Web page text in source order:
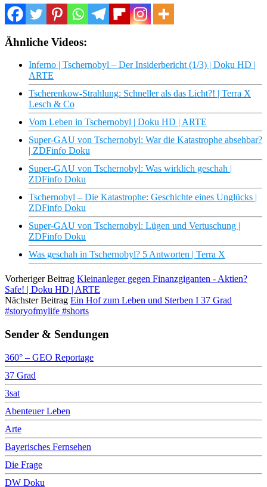
Ähnliche Videos:
Inferno | Tschernobyl – Der Insiderbericht (1/3) | Doku HD |
ARTE
Tscherenkow-Strahlung: Schneller als das Licht?! | Terra X
Lesch & Co
Vom Leben in Tschernobyl | Doku HD | ARTE
Super-GAU von Tschernobyl: War die Katastrophe absehbar?
| ZDFinfo Doku
Super-GAU von Tschernobyl: Was wirklich geschah |
ZDFinfo Doku
Tschernobyl – Die Katastrophe: Geschichte eines Unglücks |
ZDFinfo Doku
Super-GAU von Tschernobyl: Lügen und Vertuschung |
ZDFinfo Doku
Was geschah in Tschernobyl? 5 Antworten | Terra X
Vorheriger Beitrag Kleinanleger gegen Finanzgiganten - Aktien?
Safe! | Doku HD | ARTE
Nächster Beitrag Ein Hof zum Leben und Sterben I 37 Grad
#storyofmylife #shorts
Sender & Sendungen
360° – GEO Reportage
37 Grad
3sat
Abenteuer Leben
Arte
Bayerisches Fernsehen
Die Frage
DW Doku